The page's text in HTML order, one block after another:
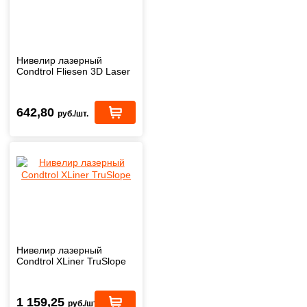
Нивелир лазерный
Condtrol Fliesen 3D Laser
642,80 руб./шт.
Нивелир лазерный
Condtrol XLiner TruSlope
1 159,25 руб./шт.